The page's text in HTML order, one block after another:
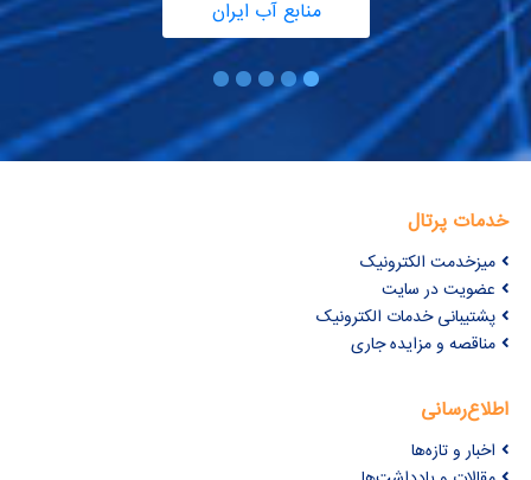
منابع آب ایران
خدمات پرتال
میزخدمت الکترونیک
عضویت در سایت
پشتیبانی خدمات الکترونیک
مناقصه و مزایده جاری
اطلاع‌رسانی
اخبار و تازه‌ها